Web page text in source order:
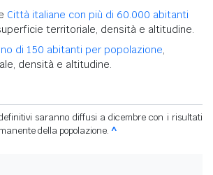
Città italiane con più di 60.000 abitanti
territoriale, densità e altitudine.
di 150 abitanti per popolazione,
densità e altitudine.
saranno diffusi a dicembre con i risultati
della popolazione. ^